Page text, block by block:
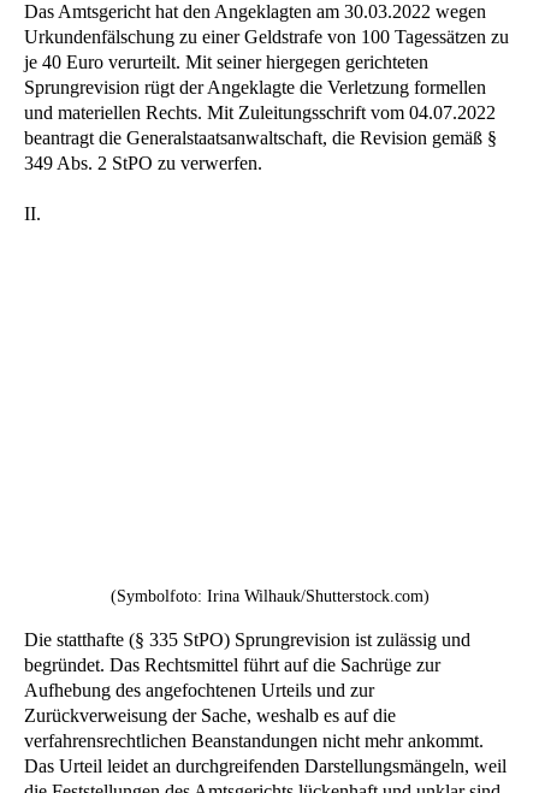
Das Amtsgericht hat den Angeklagten am 30.03.2022 wegen
Urkundenfälschung zu einer Geldstrafe von 100 Tagessätzen zu
je 40 Euro verurteilt. Mit seiner hiergegen gerichteten
Sprungrevision rügt der Angeklagte die Verletzung formellen
und materiellen Rechts. Mit Zuleitungsschrift vom 04.07.2022
beantragt die Generalstaatsanwaltschaft, die Revision gemäß §
349 Abs. 2 StPO zu verwerfen.
II.
(Symbolfoto: Irina Wilhauk/Shutterstock.com)
Die statthafte (§ 335 StPO) Sprungrevision ist zulässig und
begründet. Das Rechtsmittel führt auf die Sachrüge zur
Aufhebung des angefochtenen Urteils und zur
Zurückverweisung der Sache, weshalb es auf die
verfahrensrechtlichen Beanstandungen nicht mehr ankommt.
Das Urteil leidet an durchgreifenden Darstellungsmängeln, weil